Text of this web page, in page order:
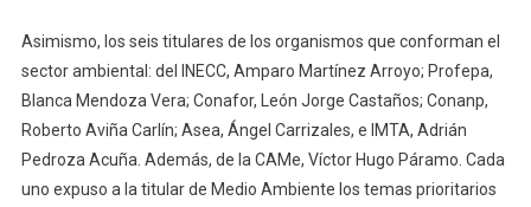
Asimismo, los seis titulares de los organismos que conforman el
sector ambiental: del INECC, Amparo Martínez Arroyo; Profepa,
Blanca Mendoza Vera; Conafor, León Jorge Castaños; Conanp,
Roberto Aviña Carlín; Asea, Ángel Carrizales, e IMTA, Adrián
Pedroza Acuña. Además, de la CAMe, Víctor Hugo Páramo. Cada
uno expuso a la titular de Medio Ambiente los temas prioritarios